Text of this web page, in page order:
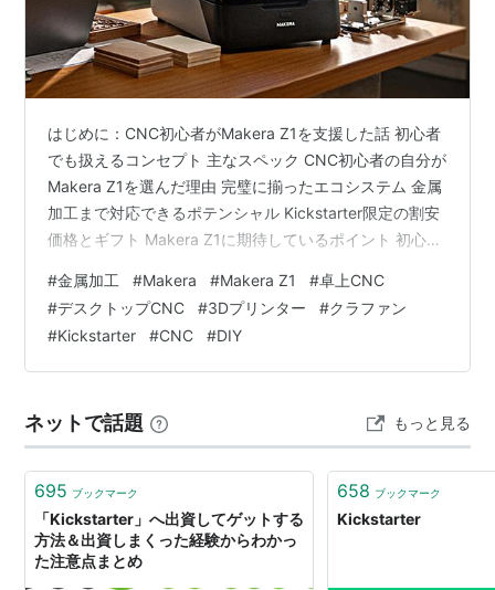
り、Kickstarterが5％、Amazon Paymentが3〜5％
を徴収する。
プロジェクトが失敗した場合：手数料は発生しない
プロジェクトのカテゴリ
Art（アート）
Dance（ダンス）
Design（デザイン）
Fashion（ファッション）
Film（映画）
Photography（写真）
Theater（劇場）
Music（音楽）
Food（食）
Publishing（出版）
有名なプロジェクト
はじめに：CNC初心者がMakera Z1を支援した話 初心者
でも扱えるコンセプト 主なスペック CNC初心者の自分が
Makera Z1を選んだ理由 完璧に揃ったエコシステム 金属
加工まで対応できるポテンシャル Kickstarter限定の割安
価格とギフト Makera Z1に期待しているポイント 初心者
したいこと アルミ加工レベルのチェック 加工テストのブ
ログ報告 まとめ：Makera Z1は初心者でも挑戦しやすい
けど性能はプロ並みのCNC（だと思う！） はじめに：
CNC初心者がMakera Z1を支援した話 デスクトップCNC
#金属加工 #Makera #Makera Z1 #卓上CNC
#デスクトップCNC #3Dプリンター #クラファン
#Kickstarter #CNC #DIY
ネットで話題 もっと見る
695 ブックマーク
「Kickstarter」へ出資してゲットする
方法＆出資しまくった経験からわかっ
た注意点まとめ
658 ブックマーク
Kickstarter